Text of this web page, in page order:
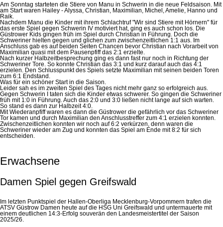
Am Sonntag starteten die Stiere von Manu in Schwerin in die neue Feldsaison. Mit
am Start waren Hailey - Alyssa, Christian, Maximilian, Michel, Amelie, Hanno und
Raik.
Nachdem Manu die Kinder mit ihrem Schlachtruf "Wir sind Stiere mit Hörnern" für
das erste Spiel gegen Schwerin IV motiviert hat, ging es auch schon los. Die
Güstrower Kids gingen früh im Spiel durch Christian in Führung. Doch die
Schweriner hielten gegen und glichen zum zwischenzeitlichen 1:1 aus. Im
Anschluss gab es auf beiden Seiten Chancen bevor Christian nach Vorarbeit von
Maximilian quasi mit dem Pausenpfiff das 2:1 erzielte.
Nach kurzer Halbzeitbesprechung ging es dann fast nur noch in Richtung der
Schweriner Tore. So konnte Christian das 3:1 und kurz darauf auch das 4:1
erzielen. Den Schlusspunkt des Spiels setzte Maximilian mit seinen beiden Toren
zum 6:1 Endstand.
Was für ein schöner Start in die Saison.
Leider sah es im zweiten Spiel des Tages nicht mehr ganz so erfolgreich aus.
Gegen Schwerin I taten sich die Kinder etwas schwerer. So gingen die Schweriner
früh mit 1:0 in Führung. Auch das 2:0 und 3:0 ließen nicht lange auf sich warten.
So stand es dann zur Halbzeit 4:0.
Mit Wiederanpfiff waren es dann die Güstrower die gefährlich vor das Schweriner
Tor kamen und durch Maximilian den Anschlusstreffer zum 4:1 erzielen konnten.
Zwischenzeitlichen konnten wir noch auf 6:2 verkürzen, denn waren die
Schweriner wieder am Zug und konnten das Spiel am Ende mit 8:2 für sich
entscheiden.
Erwachsene
Damen Spiel gegen Greifswald
Im letzten Punktspiel der Hallen-Oberliga Mecklenburg-Vorpommern trafen die
ATSV Güstrow Damen heute auf die HSG Uni Greifswald und untermauerte mit
einem deutlichen 14:3-Erfolg souverän den Landesmeistertitel der Saison
2025/26.